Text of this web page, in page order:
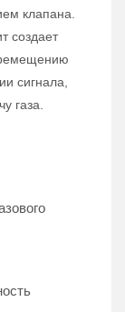
клапана.
создает
сигнала,
газа.